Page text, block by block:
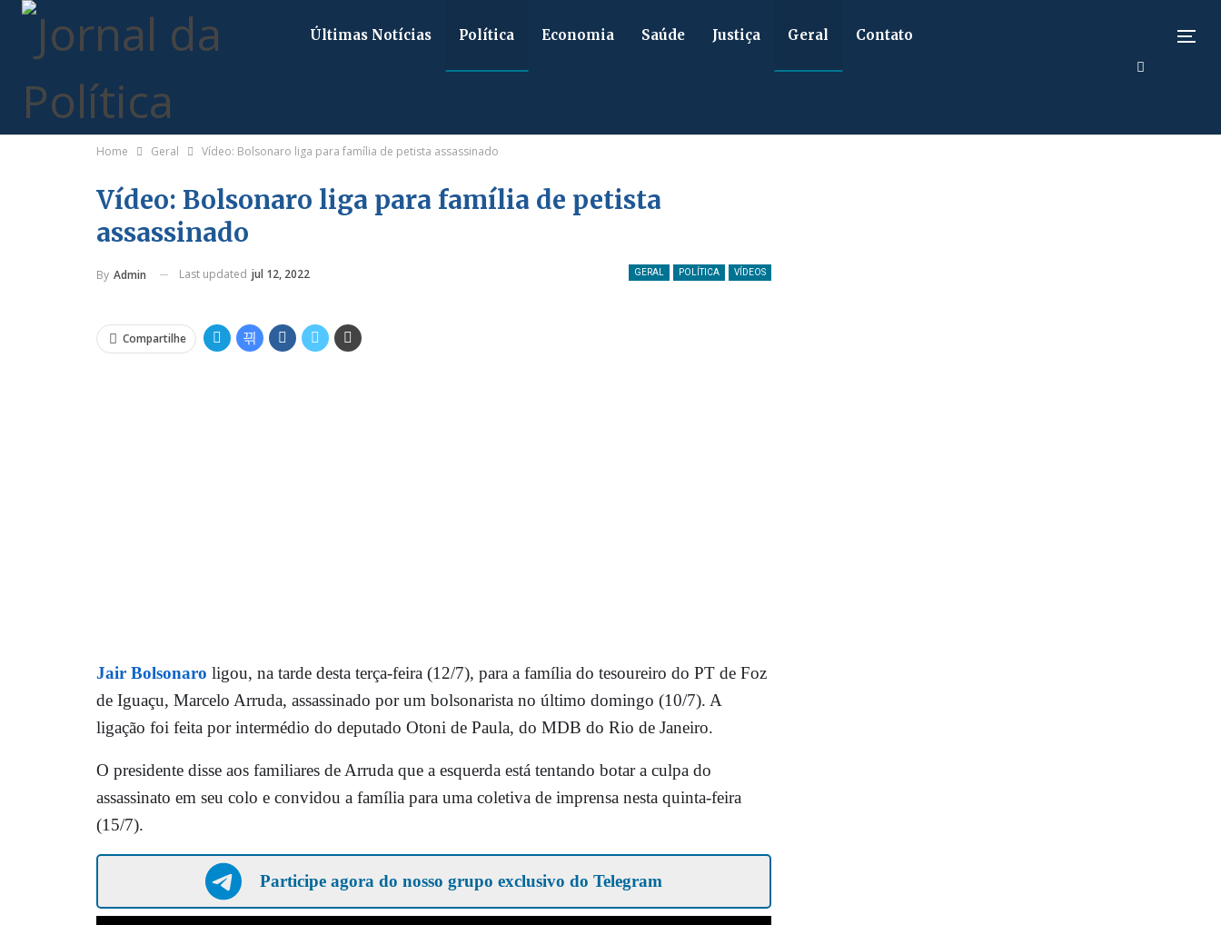
Últimas Notícias Política Economia Saúde Justiça Geral Contato
Home Geral Vídeo: Bolsonaro liga para família de petista assassinado
Vídeo: Bolsonaro liga para família de petista
assassinado
GERAL POLÍTICA VÍDEOS
By Admin Last updated jul 12, 2022
Compartilhe
Jair Bolsonaro ligou, na tarde desta terça-feira (12/7), para a família do tesoureiro do PT de Foz
de Iguaçu, Marcelo Arruda, assassinado por um bolsonarista no último domingo (10/7). A
ligação foi feita por intermédio do deputado Otoni de Paula, do MDB do Rio de Janeiro.
O presidente disse aos familiares de Arruda que a esquerda está tentando botar a culpa do
assassinato em seu colo e convidou a família para uma coletiva de imprensa nesta quinta-feira
(15/7).
Participe agora do nosso grupo exclusivo do Telegram